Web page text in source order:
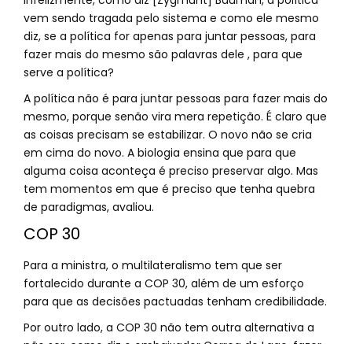
vem sendo tragada pelo sistema e como ele mesmo
diz, se a política for apenas para juntar pessoas, para
fazer mais do mesmo são palavras dele , para que
serve a política?
A política não é para juntar pessoas para fazer mais do
mesmo, porque senão vira mera repetição. É claro que
as coisas precisam se estabilizar. O novo não se cria
em cima do novo. A biologia ensina que para que
alguma coisa aconteça é preciso preservar algo. Mas
tem momentos em que é preciso que tenha quebra
de paradigmas, avaliou.
COP 30
Para a ministra, o multilateralismo tem que ser
fortalecido durante a COP 30, além de um esforço
para que as decisões pactuadas tenham credibilidade.
Por outro lado, a COP 30 não tem outra alternativa a